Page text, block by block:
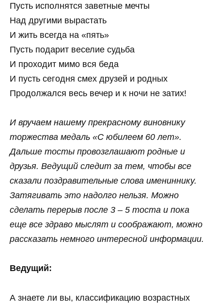
Пусть исполнятся заветные мечты
Над другими вырастать
И жить всегда на «пять»
Пусть подарит веселие судьба
И проходит мимо вся беда
И пусть сегодня смех друзей и родных
Продолжался весь вечер и к ночи не затих!
И вручаем нашему прекрасному виновнику
торжества медаль «С юбилеем 60 лет».
Дальше тосты провозглашают родные и
друзья. Ведущий следит за тем, чтобы все
сказали поздравительные слова имениннику.
Затягивать это надолго нельзя. Можно
сделать перерыв после 3 – 5 тоста и пока
еще все здраво мыслят и соображают, можно
рассказать немного интересной информации.
Ведущий:
А знаете ли вы, классификацию возрастных